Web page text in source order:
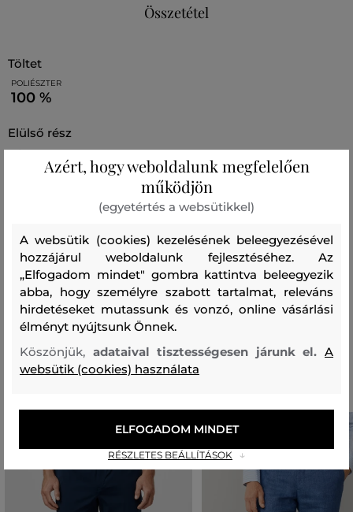
Összetétel
töltet
POLIÉSZTER
100 %
elülső rész
POLIAMID
100 %
100 %
zsebek
POLIÉSZTER
100 %
Ajánlott termékek
Azért, hogy weboldalunk megfelelően
működjön
(egyetértés a websütikkel)
A websütik (cookies) kezelésének beleegyezésével
hozzájárul weboldalunk fejlesztéséhez. Az
„Elfogadom mindet" gombra kattintva beleegyezik
abba, hogy személyre szabott tartalmat, releváns
hirdetéseket mutassunk és vonzó, online vásárlási
élményt nyújtsunk Önnek.
Köszönjük, adataival tisztességesen járunk el.A
websütik (cookies) használata
RÉSZLETES BEÁLLÍTÁSOK
ELFOGADOM MINDET